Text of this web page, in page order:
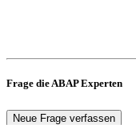
Frage die ABAP Experten
Neue Frage verfassen